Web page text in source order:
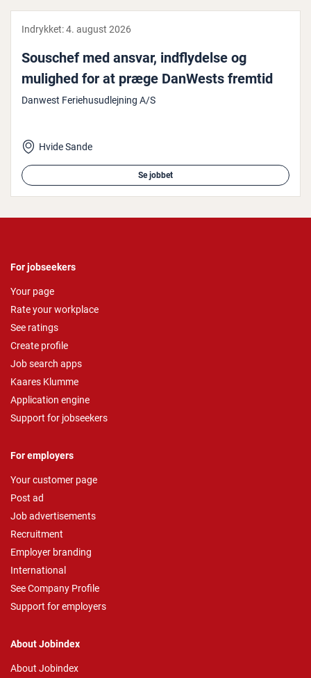
Indrykket:4. august 2026
Souschef med ansvar, ind­fly­del­se og
mulighed for at præge DanWests fremtid
Danwest Feriehusudlejning A/S
Hvide Sande
Se jobbet
For jobseekers
Your page
Rate your workplace
See ratings
Create profile
Job search apps
Kaares Klumme
Application engine
Support for jobseekers
For employers
Your customer page
Post ad
Job advertisements
Recruitment
Employer branding
International
See Company Profile
Support for employers
About Jobindex
About Jobindex